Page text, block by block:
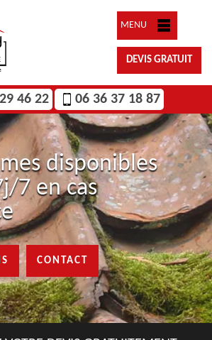
MENU
DEVIS GRATUIT
46 22 06 36 37 18 87
disponibles
7 en cas
CONTACT